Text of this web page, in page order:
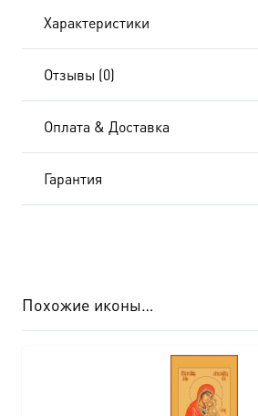
04865r
Характеристики
Отзывы (0)
Оплата & Доставка
Гарантия
Похожие иконы…